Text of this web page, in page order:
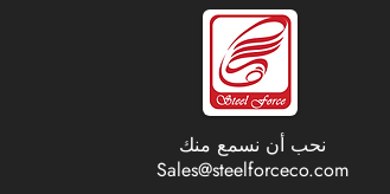
نحب أن نسمع منك
Sales@steelforceco.com